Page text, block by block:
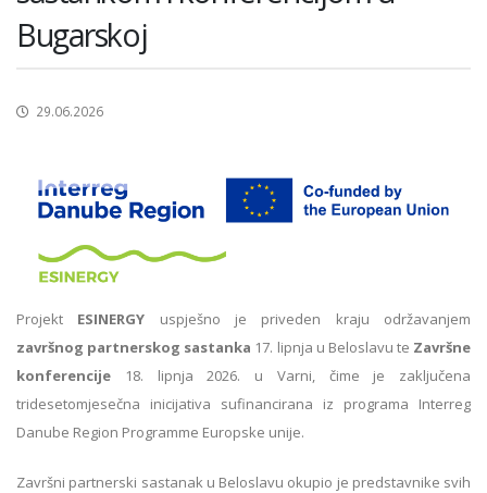
Bugarskoj
29.06.2026
Projekt ESINERGY uspješno je priveden kraju održavanjem
završnog partnerskog sastanka 17. lipnja u Beloslavu te Završne
konferencije 18. lipnja 2026. u Varni, čime je zaključena
tridesetomjesečna inicijativa sufinancirana iz programa Interreg
Danube Region Programme Europske unije.
Završni partnerski sastanak u Beloslavu okupio je predstavnike svih